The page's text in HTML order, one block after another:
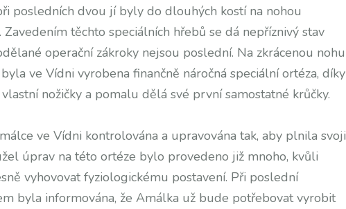
posledních dvou jí byly do dlouhých kostí na nohou
těchto speciálních hřebů se dá nepříznivý stav
operační zákroky nejsou poslední. Na zkrácenou nohu
ve Vídni vyrobena finančně náročná speciální ortéza, díky
nožičky a pomalu dělá své první samostatné krůčky.
ve Vídni kontrolována a upravována tak, aby plnila svoji
úprav na této ortéze bylo provedeno již mnoho, kvůli
vyhovovat fyziologickému postavení. Při poslední
byla informována, že Amálka už bude potřebovat vyrobit